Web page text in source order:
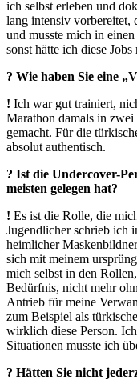
ich selbst erleben und
lang intensiv vorbereitet,
und musste mich in
sonst hätte ich diese
? Wie haben Sie eine
! Ich war gut trainiert,
Marathon damals in
gemacht. Für die
absolut authentisch.
? Ist die Undercover-
meisten gelegen hat?
! Es ist die Rolle, die
Jugendlicher schrieb ich
heimlicher
sich mit meinem
mich selbst in den
Bedürfnis, nicht mehr
Antrieb für meine
zum Beispiel als
wirklich diese Person.
Situationen musste ich
? Hätten Sie nicht